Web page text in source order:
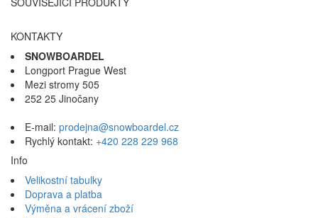
KONTAKTY
SNOWBOARDEL
Longport Prague West
Mezi stromy 505
252 25 Jinočany
E-mail: prodejna@snowboardel.cz
Rychlý kontakt: +420 228 229 968
Info
Velikostní tabulky
Doprava a platba
Výměna a vrácení zboží